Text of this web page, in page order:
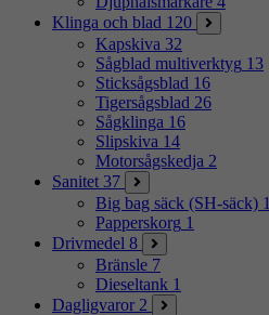
Klinga och blad 120
Kapskiva 32
Sågblad multiverktyg 13
Sticksågsblad 16
Tigersågsblad 26
Sågklinga 16
Slipskiva 14
Motorsågskedja 2
Sanitet 37
Big bag säck (SH-säck) 1
Papperskorg 1
Drivmedel 8
Bränsle 7
Dieseltank 1
Dagligvaror 2